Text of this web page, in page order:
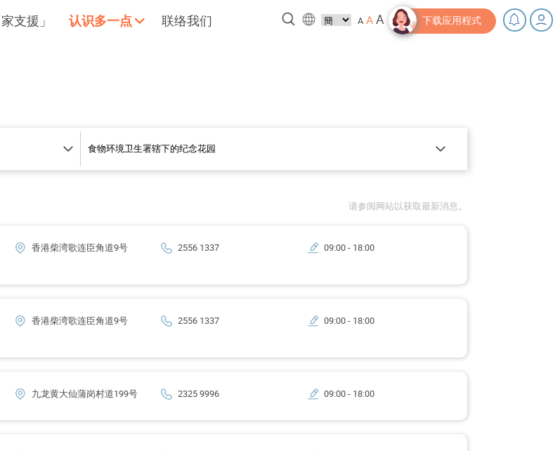
支援」 认识多一点
拥抱每刻，留住这爱。
联络我们 A AA 下载应用程式
请参阅网站以获取最新消息。
香港柴湾歌连臣角道9号 2556 1337 09:00 - 18:00
香港柴湾歌连臣角道9号 2556 1337 09:00 - 18:00
九龙黄大仙蒲岗村道199号 2325 9996 09:00 - 18:00